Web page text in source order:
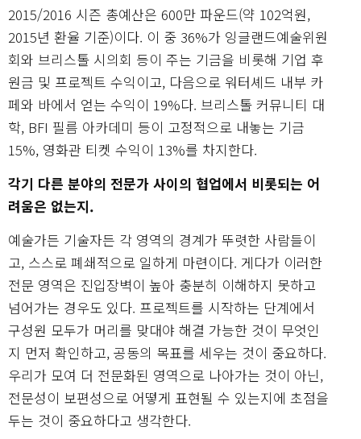
2015/2016 시즌 총예산은 600만 파운드(약 102억원,
2015년 환율 기준)이다. 이 중 36%가 잉글랜드예술위원
회와 브리스톨 시의회 등이 주는 기금을 비롯해 기업 후
원금 및 프로젝트 수익이고, 다음으로 워터셰드 내부 카
페와 바에서 얻는 수익이 19%다. 브리스톨 커뮤니티 대
학, BFI 필름 아카데미 등이 고정적으로 내놓는 기금
15%, 영화관 티켓 수익이 13%를 차지한다.
각기 다른 분야의 전문가 사이의 협업에서 비롯되는 어
려움은 없는지.
예술가든 기술자든 각 영역의 경계가 뚜렷한 사람들이
고, 스스로 폐쇄적으로 일하게 마련이다. 게다가 이러한
전문 영역은 진입장벽이 높아 충분히 이해하지 못하고
넘어가는 경우도 있다. 프로젝트를 시작하는 단계에서
구성원 모두가 머리를 맞대야 해결 가능한 것이 무엇인
지 먼저 확인하고, 공동의 목표를 세우는 것이 중요하다.
우리가 모여 더 전문화된 영역으로 나아가는 것이 아닌,
전문성이 보편성으로 어떻게 표현될 수 있는지에 초점을
두는 것이 중요하다고 생각한다.